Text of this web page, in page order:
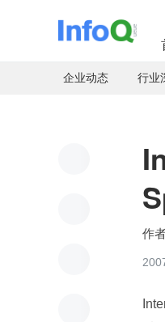
企业动态 行业